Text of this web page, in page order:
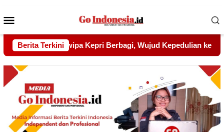
Mobile
Berita Terkini
Kepedulian kepada Pondok Tahfidz Yatim dan Dhuafa Al-